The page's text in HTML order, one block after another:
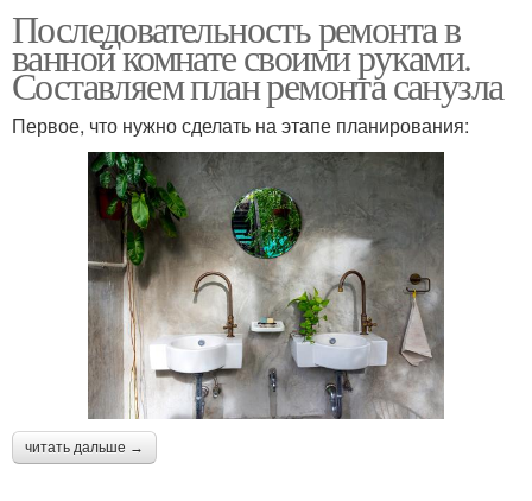
Последовательность ремонта в
ванной комнате своими руками.
Составляем план ремонта санузла
Первое, что нужно сделать на этапе планирования:
читать дальше →